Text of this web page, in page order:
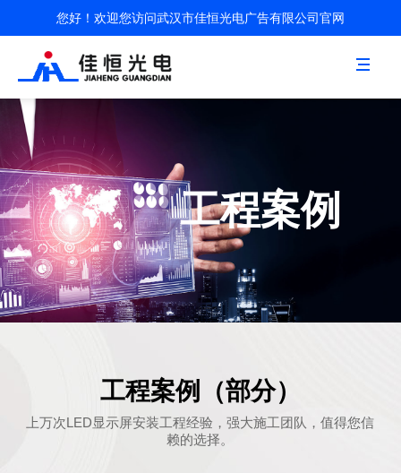
您好！欢迎您访问武汉市佳恒光电广告有限公司官网
工程案例
工程案例（部分）
上万次LED显示屏安装工程经验，强大施工团队，值得您信
赖的选择。